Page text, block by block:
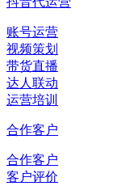
账号运营
视频策划
带货直播
达人联动
运营培训
合作客户
合作客户
客户评价